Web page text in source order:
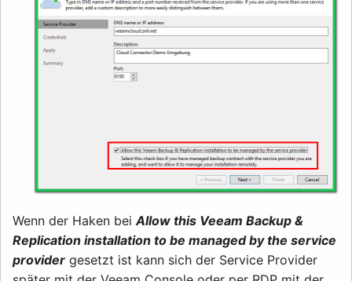
Wenn der Haken bei Allow this Veeam Backup &
Replication installation to be managed by the service
provider gesetzt ist kann sich der Service Provider